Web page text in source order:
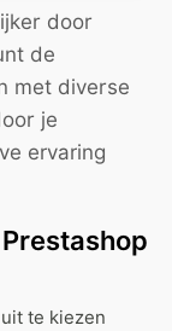
door
de
met diverse
je
ervaring
te kiezen